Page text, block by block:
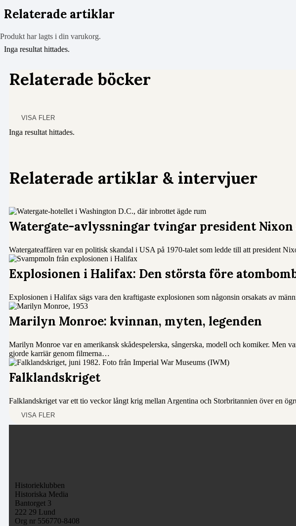
Produkt har lagts i din varukorg.
Relaterade artiklar
Inga resultat hittades.
Relaterade böcker
VISA FLER
Inga resultat hittades.
Relaterade artiklar & intervjuer
Watergate-avlyssningar tvingar president Nixon
Watergateaffären var en politisk skandal i USA på 1970-talet som ledde till att president
Explosionen i Halifax: Den största före
Explosionen i Halifax sägs vara den kraftigaste explosionen som någonsin orsakats av
Marilyn Monroe: kvinnan, myten, legenden
Marilyn Monroe var en amerikansk skådespelerska, sångerska, modell och komiker.
gjorde karriär genom filmerna…
Falklandskriget
Falklandskriget var ett tio veckor långt krig mellan Argentina och Storbritannien över en
VISA FLER
Historieklubben
Historiska Media
Bantorget 3
222 29 Lund
Org nr 556770-8408